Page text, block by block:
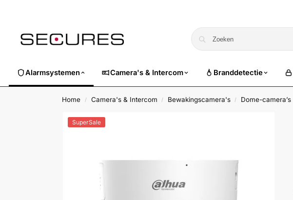
Alarmsystemen Camera's & Intercom Branddetectie
Home / Camera's & Intercom / Bewakingscamera's / Dome-camera’s
SuperSale